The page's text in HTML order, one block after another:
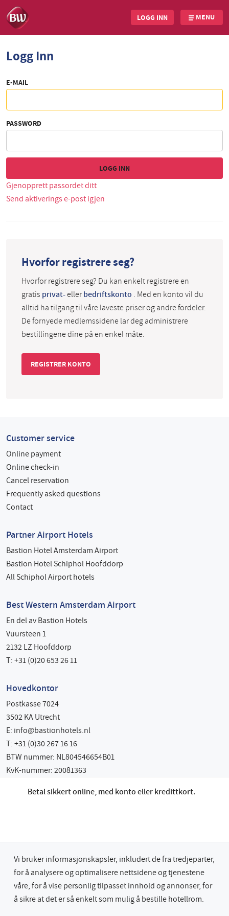
content
LOGG INN MENU
Logg Inn
E-MAIL
PASSWORD
Gjenopprett passordet ditt
Send aktiverings e-post igjen
Hvorfor registrere seg?
Hvorfor registrere seg? Du kan enkelt registrere en
gratis privat-ellerbedriftskonto . Med en konto vil du
alltid ha tilgang til våre laveste priser og andre fordeler.
De fornyede medlemssidene lar deg administrere
bestillingene dine på en enkel måte.
REGISTRER KONTO
Customer service
Online payment
Online check-in
Cancel reservation
Frequently asked questions
Contact
Partner Airport Hotels
Bastion Hotel Amsterdam Airport
Bastion Hotel Schiphol Hoofddorp
All Schiphol Airport hotels
Best Western Amsterdam Airport
En del av Bastion Hotels
Vuursteen 1
2132 LZ Hoofddorp
T: +31 (0)20 653 26 11
Hovedkontor
Postkasse 7024
3502 KA Utrecht
E: info@bastionhotels.nl
T: +31 (0)30 267 16 16
BTW nummer: NL804546654B01
KvK-nummer: 20081363
Betal sikkert online, med konto eller kredittkort.
© 2026 Bastion Hotel Group
Vi bruker informasjonskapsler, inkludert de fra tredjeparter,
for å analysere og optimalisere nettsidene og tjenestene
våre, for å vise personlig tilpasset innhold og annonser, for
å sikre at det er så enkelt som mulig å bestille hotellrom.